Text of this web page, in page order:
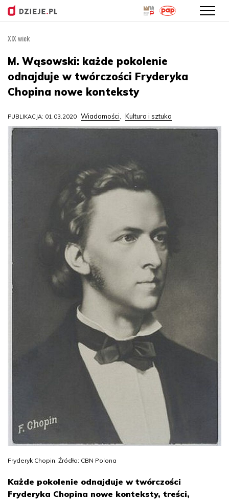
treści
XIX wiek
M. Wąsowski: każde pokolenie
odnajduje w twórczości Fryderyka
Chopina nowe konteksty
PUBLIKACJA: 01.03.2020 Wiadomości, Kultura i sztuka
Fryderyk Chopin. Źródło: CBN Polona
Każde pokolenie odnajduje w twórczości
Fryderyka Chopina nowe konteksty, treści,